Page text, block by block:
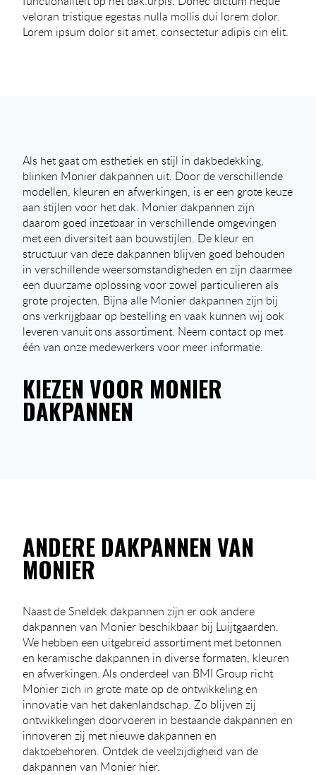
veloran tristique egestas nulla mollis dui lorem dolor.
Lorem ipsum dolor sit amet, consectetur adipis cin elit.
Als het gaat om esthetiek en stijl in dakbedekking,
blinken Monier dakpannen uit. Door de verschillende
modellen, kleuren en afwerkingen, is er een grote keuze
aan stijlen voor het dak. Monier dakpannen zijn
daarom goed inzetbaar in verschillende omgevingen
met een diversiteit aan bouwstijlen. De kleur en
structuur van deze dakpannen blijven goed behouden
in verschillende weersomstandigheden en zijn daarmee
een duurzame oplossing voor zowel particulieren als
grote projecten. Bijna alle Monier dakpannen zijn bij
ons verkrijgbaar op bestelling en vaak kunnen wij ook
leveren vanuit ons assortiment. Neem contact op met
één van onze medewerkers voor meer informatie.
KIEZEN VOOR MONIER
DAKPANNEN
ANDERE DAKPANNEN VAN
MONIER
Naast de Sneldek dakpannen zijn er ook andere
dakpannen van Monier beschikbaar bij Luijtgaarden.
We hebben een uitgebreid assortiment met betonnen
en keramische dakpannen in diverse formaten, kleuren
en afwerkingen. Als onderdeel van BMI Group richt
Monier zich in grote mate op de ontwikkeling en
innovatie van het dakenlandschap. Zo blijven zij
ontwikkelingen doorvoeren in bestaande dakpannen en
innoveren zij met nieuwe dakpannen en
daktoebehoren. Ontdek de veelzijdigheid van de
dakpannen van Monier hier.